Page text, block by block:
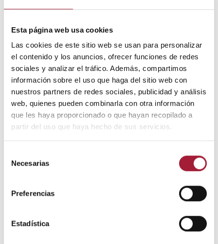
Esta página web usa cookies
Las cookies de este sitio web se usan para personalizar
el contenido y los anuncios, ofrecer funciones de redes
sociales y analizar el tráfico. Además, compartimos
información sobre el uso que haga del sitio web con
nuestros partners de redes sociales, publicidad y análisis
web, quienes pueden combinarla con otra información
que les haya proporcionado o que hayan recopilado a
partir del uso que haya hecho de sus servicios.
Necesarias
Preferencias
Estadística
realizar estiramientos para mejorar la
buena estrategia para prevenir la aparición de
dolencias.
Por su parte, los automasajes con cremas
para pies cansados y pelotas sensoriales
pueden ser muy beneficiosos.
Cuando ya existe molestia o dolor, la
aplicación de frío y calor también puede ser
útil, seleccionando uno u otro en función del
Paralelamente, se podrían realizar ejercicios
de propiocepción, equilibrio, coordinación,
estabilidad y fortalecimiento de los
Estas medidas son eficaces para prevenir y aliviar el